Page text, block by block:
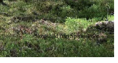
Skogsbild från Spånenleden